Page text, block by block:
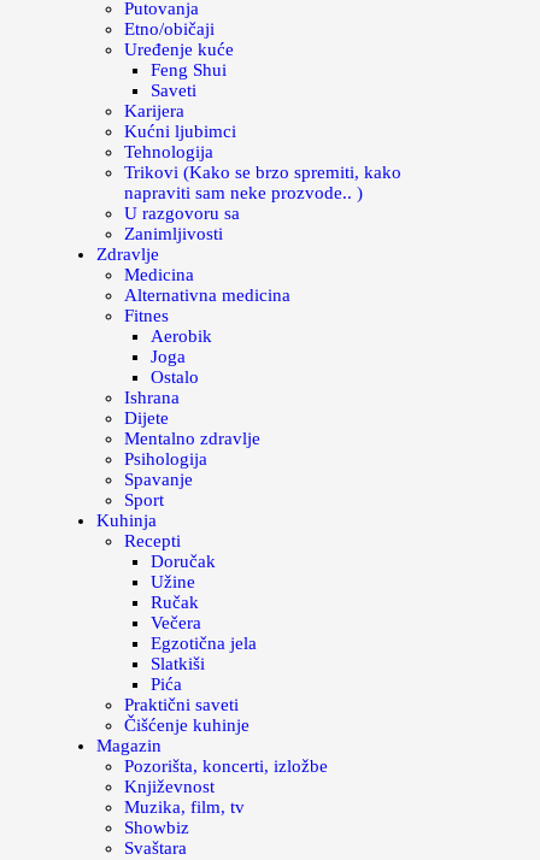
Putovanja
Etno/običaji
Uređenje kuće
Feng Shui
Saveti
Karijera
Kućni ljubimci
Tehnologija
Trikovi (Kako se brzo spremiti, kako
napraviti sam neke prozvode.. )
U razgovoru sa
Zanimljivosti
Zdravlje
Medicina
Alternativna medicina
Fitnes
Aerobik
Joga
Ostalo
Ishrana
Dijete
Mentalno zdravlje
Psihologija
Spavanje
Sport
Kuhinja
Recepti
Doručak
Užine
Ručak
Večera
Egzotična jela
Slatkiši
Pića
Praktični saveti
Čišćenje kuhinje
Magazin
Pozorišta, koncerti, izložbe
Književnost
Muzika, film, tv
Showbiz
Svaštara